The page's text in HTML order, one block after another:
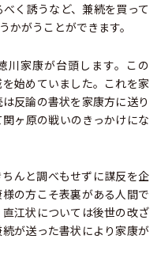
く誘うなど、兼続を買って
かがうことができます。
川家康が台頭します。この
始めていました。これを家
反論の書状を家康方に送り
ヶ原の戦いのきっかけにな
んと調べもせずに謀反を企
の方こそ表裏がある人間で
江状については後世の改ざ
が送った書状により家康が